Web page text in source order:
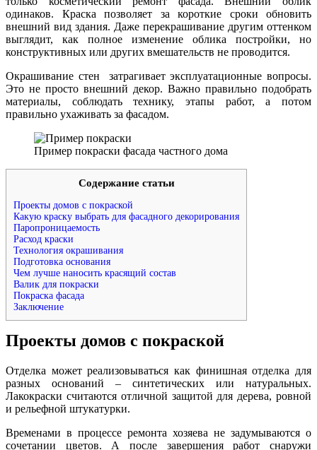
одинаков. Краска позволяет за короткие сроки обновить
внешний вид здания. Даже перекрашивание другим оттенком
выглядит, как полное изменение облика постройки, но
конструктивных или других вмешательств не проводится.
Окрашивание стен затрагивает эксплуатационные вопросы.
Это не просто внешний декор. Важно правильно подобрать
материалы, соблюдать технику, этапы работ, а потом
правильно ухаживать за фасадом.
Пример покраски фасада частного дома
Содержание статьи
Проекты домов с покраской
Какую краску выбрать для фасадного декорирования
Паропроницаемость
Расход краски
Технология окрашивания
Подготовка основания
Чем лучше наносить красящий состав
Валик для покраски
Покраска фасада
Заключение
Проекты домов с покраской
Отделка может реализовываться как финишная отделка для
разных оснований – синтетических или натуральных.
Лакокраски считаются отличной защитой для дерева, ровной
и рельефной штукатурки.
Временами в процессе ремонта хозяева не задумываются о
сочетании цветов. А после завершения работ снаружи